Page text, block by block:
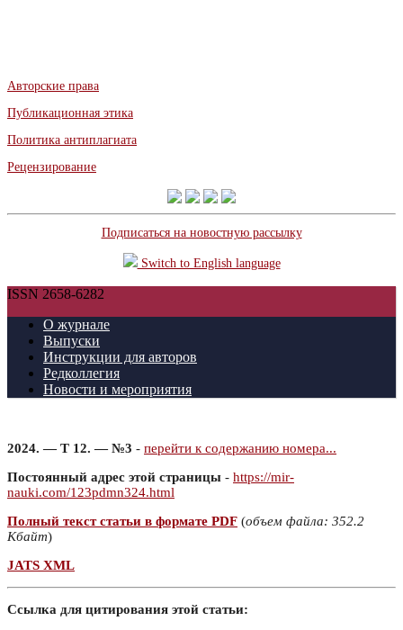
Авторские права
Публикационная этика
Политика антиплагиата
Рецензирование
Подписаться на новостную рассылку
Switch to English language
ISSN 2658-6282
О журнале
Выпуски
Инструкции для авторов
Редколлегия
Новости и мероприятия
2024. — Т 12. — №3 - перейти к содержанию номера...
Постоянный адрес этой страницы - https://mir-
nauki.com/123pdmn324.html
Полный текст статьи в формате PDF (объем файла: 352.2
Кбайт)
JATS XML
Ссылка для цитирования этой статьи: